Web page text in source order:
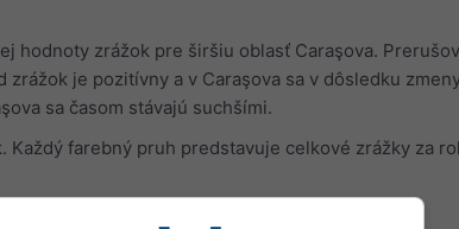
hodnoty zrážok pre širšiu oblasť Caraşova.
zrážok je pozitívny a v Caraşova sa v dôsledku
sa časom stávajú suchšími.
farebný pruh predstavuje celkové zrážky za